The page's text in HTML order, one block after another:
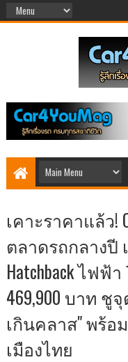
เคาะราคาแล้ว!
ตลาดรถกลางปี
Hatchback ไฟฟ้
469,900 บาท ชู
เกินคลาส" พร้อ
เมืองไทย